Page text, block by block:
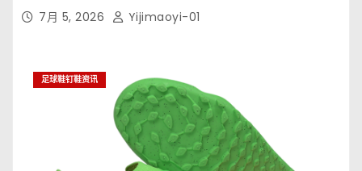
7月 5, 2026 Yijimaoyi-01
足球鞋钉鞋资讯